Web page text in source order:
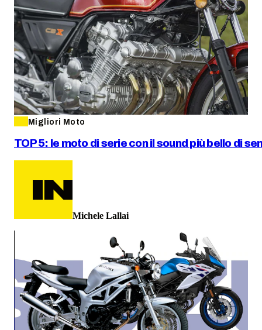
Migliori Moto
TOP 5: le moto di serie con il sound più bello di
Michele Lallai